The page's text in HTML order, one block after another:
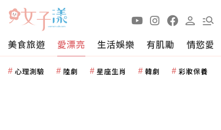
美食旅遊 愛漂亮 生活娛樂 有肌勵 情慾愛
心理測驗 陸劇 星座生肖 韓劇 彩妝保養